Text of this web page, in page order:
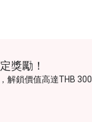
獎勵！
解鎖價值高達THB 300